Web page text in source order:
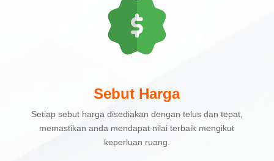
Sebut Harga
Setiap sebut harga disediakan dengan telus dan tepat,
memastikan anda mendapat nilai terbaik mengikut
keperluan ruang.